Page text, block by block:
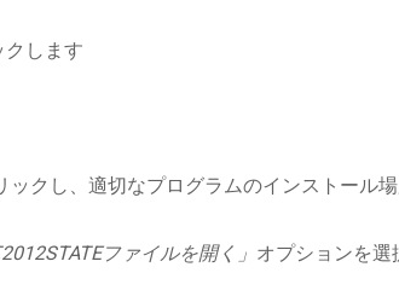
クします
ックし、適切なプログラムのインストール
ファイルを開く」 オプションを選